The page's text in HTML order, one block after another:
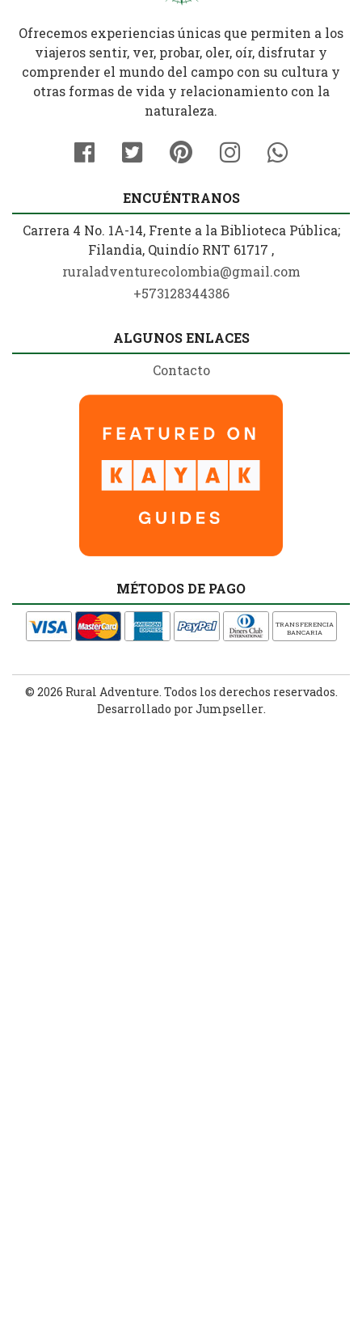
Ofrecemos experiencias únicas que permiten a los
viajeros sentir, ver, probar, oler, oír, disfrutar y
comprender el mundo del campo con su cultura y
otras formas de vida y relacionamiento con la
naturaleza.
ENCUÉNTRANOS
Carrera 4 No. 1A-14, Frente a la Biblioteca Pública;
Filandia, Quindío RNT 61717 ,
ruraladventurecolombia@gmail.com
+573128344386
ALGUNOS ENLACES
Contacto
MÉTODOS DE PAGO
TRANSFERENCIA
BANCARIA
© 2026 Rural Adventure. Todos los derechos reservados.
Desarrollado por Jumpseller.